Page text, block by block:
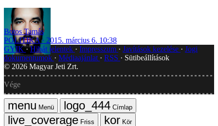
Botos Tamás
POLITIKA
2015. március 6. 10:38
GYIK Hibát jelentek Impresszum Javítások kezelése
Jogi
dokumentumok
Médiaajánlat RSS
Sütibeállítások
© 2026 Magyar Jeti Zrt.
Vége
Menü
Címlap
Friss
Kör